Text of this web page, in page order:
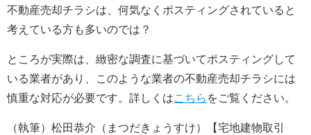
不動産売却チラシは、何気なくポスティングされていると
考えている方も多いのでは？
ところが実際は、緻密な調査に基づいてポスティングして
いる業者があり、このような業者の不動産売却チラシには
慎重な対応が必要です。詳しくはこちら をご覧ください。
（執筆）松田恭介（まつだきょうすけ）【宅地建物取引